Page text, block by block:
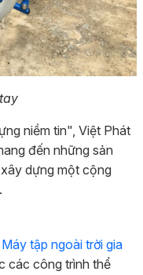
niềm tin", Việt Phát
đến những sản
dựng một cộng
Máy tập ngoài trời gia
các công trình thể